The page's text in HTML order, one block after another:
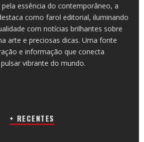
essência do contemporâneo, a
como farol editorial, iluminando
com notícias brilhantes sobre
arte e preciosas dicas. Uma fonte
e informação que conecta
vibrante do mundo.
+ RECENTES